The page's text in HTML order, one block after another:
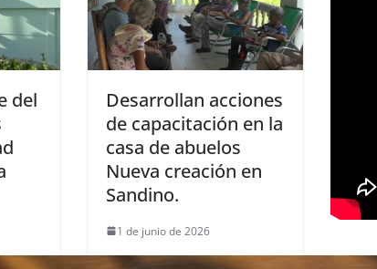
del
Desarrollan acciones
de capacitación en la
casa de abuelos
Nueva creación en
Sandino.
1 de junio de 2026